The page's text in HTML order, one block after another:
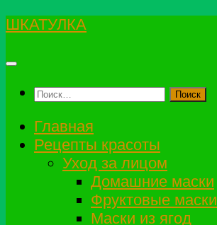
Перейти
содержимому
ШКАТУЛКА
Найти:
Главная
Рецепты красоты
Уход за лицом
Домашние маски
Фруктовые маски
Маски из ягод